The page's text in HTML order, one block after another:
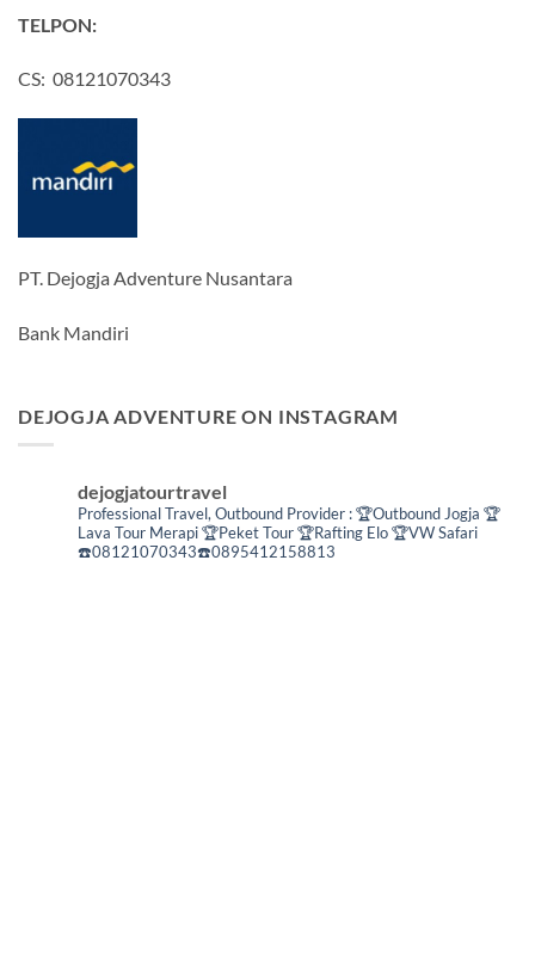
TELPON:
CS: 08121070343
PT. Dejogja Adventure Nusantara
Bank Mandiri
DEJOGJA ADVENTURE ON INSTAGRAM
dejogjatourtravel
Professional Travel, Outbound Provider :🏆Outbound Jogja 🏆
Lava Tour Merapi🏆Peket Tour🏆Rafting Elo🏆VW Safari
☎️08121070343☎️0895412158813